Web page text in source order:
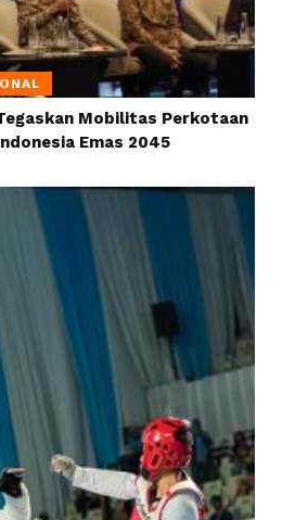
Mobilitas Perkotaan
Emas 2045